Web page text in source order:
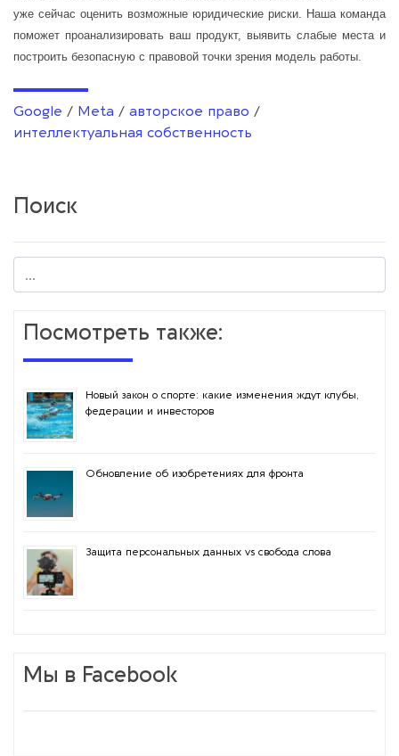
уже сейчас оценить возможные юридические риски. Наша команда
поможет проанализировать ваш продукт, выявить слабые места и
построить безопасную с правовой точки зрения модель работы.
Google / Meta / авторское право /
интеллектуальная собственность
Поиск
Посмотреть также:
Новый закон о спорте: какие изменения ждут клубы,
федерации и инвесторов
Обновление об изобретениях для фронта
Защита персональных данных vs свобода слова
Мы в Facebook